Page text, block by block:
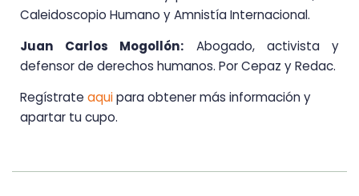
Caleidoscopio Humano y Amnistía Internacional.
Juan Carlos Mogollón: Abogado, activista y
defensor de derechos humanos. Por Cepaz y Redac.
Regístrate aquipara obtener más información y
apartar tu cupo.